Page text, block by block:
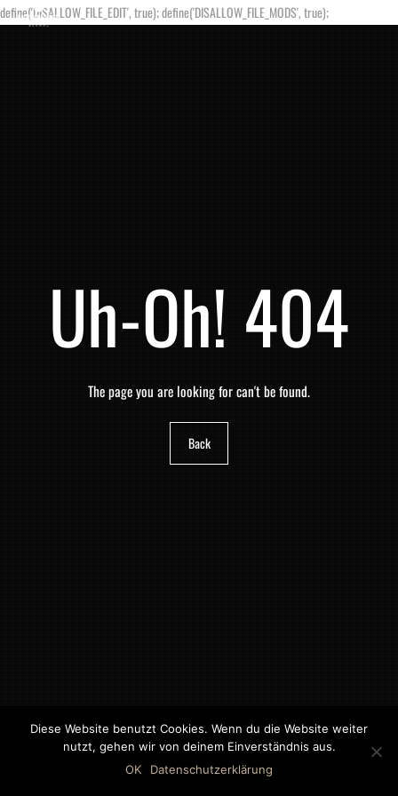
define('DISALLOW_FILE_EDIT', true); define('DISALLOW_FILE_MODS', true);
Uh-Oh! 404
The page you are looking for can't be found.
Back
©2018 MWB – MOTORWAGEN BERNAU GMBH
Diese Website benutzt Cookies. Wenn du die Website weiter
nutzt, gehen wir von deinem Einverständnis aus.
OK
Datenschutzerklärung